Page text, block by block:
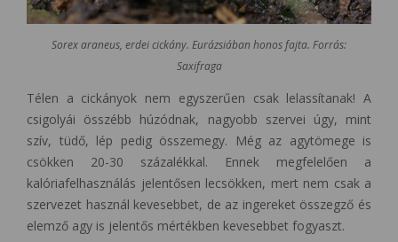
Sorex araneus, erdei cickány. Eurázsiában honos fajta. Forrás:
Saxifraga
Télen a cickányok nem egyszerűen csak lelassítanak! A
csigolyái összébb húzódnak, nagyobb szervei úgy, mint
szív, tüdő, lép pedig összemegy. Még az agytömege is
csökken 20-30 százalékkal. Ennek megfelelően a
kalóriafelhasználás jelentősen lecsökken, mert nem csak a
szervezet használ kevesebbet, de az ingereket összegző és
elemző agy is jelentős mértékben kevesebbet fogyaszt.